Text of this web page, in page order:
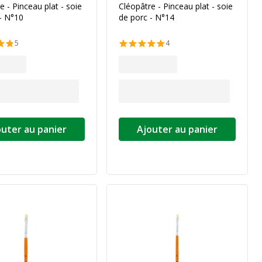
- Pinceau plat - soie
N°10
5
au panier
Cléopâtre - Pinceau plat - soie
de porc - N°14
4
Ajouter au panier